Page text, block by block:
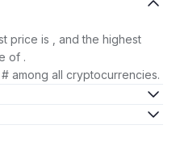
price is , and the highest
of .
among all cryptocurrencies.